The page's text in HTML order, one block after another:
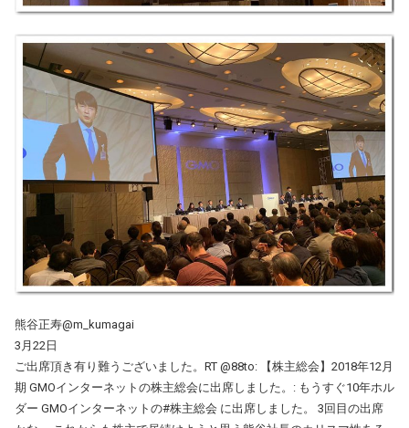
熊谷正寿@m_kumagai
3月22日
ご出席頂き有り難うございました。RT @88to: 【株主総会】2018年12月
期 GMOインターネットの株主総会に出席しました。: もうすぐ10年ホル
ダー GMOインターネットの#株主総会 に出席しました。 3回目の出席